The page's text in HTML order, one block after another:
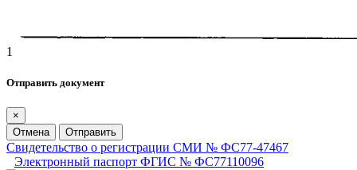
1
Отправить документ
×
Отмена
Отправить
Свидетельство о регистрации СМИ № ФС77-47467
Электронный паспорт ФГИС № ФС77110096